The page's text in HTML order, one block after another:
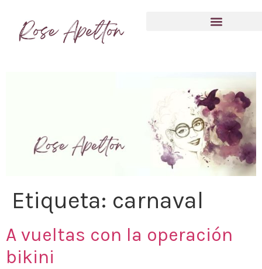
Etiqueta: carnaval
A vueltas con la operación
bikini